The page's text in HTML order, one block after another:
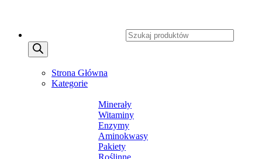
Strona Główna
Kategorie
Minerały
Witaminy
Enzymy
Aminokwasy
Pakiety
Roślinne